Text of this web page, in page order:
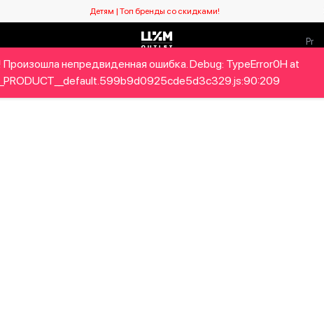
Детям | Топ бренды со скидками!
Детям Home&Gifts Бренды Новый сезон
непредвиденная ошибка. Debug: TypeError0H at